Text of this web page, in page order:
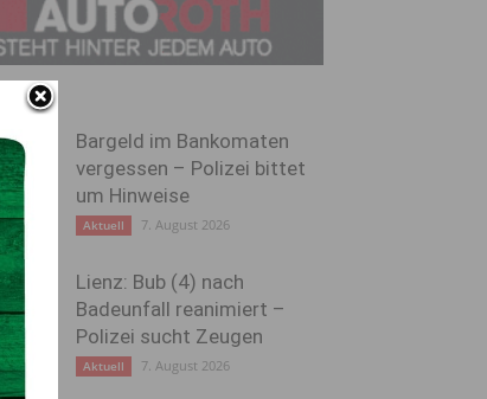
Bargeld im Bankomaten
vergessen – Polizei bittet
um Hinweise
Aktuell 7. August 2026
Lienz: Bub (4) nach
Badeunfall reanimiert –
Polizei sucht Zeugen
Aktuell 7. August 2026